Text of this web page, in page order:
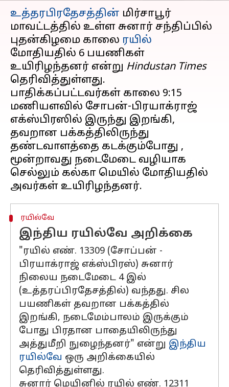
உத்தரபிரதேசத்தின் மிர்சாபூர்
மாவட்டத்தில் உள்ள சுனார் சந்திப்பில்
புதன்கிழமை காலை ரயில்
மோதியதில் 6 பயணிகள்
உயிரிழந்தனர் என்று Hindustan Times
தெரிவித்துள்ளது.
பாதிக்கப்பட்டவர்கள் காலை 9:15
மணியளவில் சோபன்-பிரயாக்ராஜ்
எக்ஸ்பிரஸில் இருந்து இறங்கி,
தவறான பக்கத்திலிருந்து
தண்டவாளத்தை கடக்கும்போது , ​​
மூன்றாவது நடைமேடை வழியாக
செல்லும் கல்கா மெயில் மோதியதில்
ரயில்வே
இந்திய ரயில்வே அறிக்கை
"ரயில் எண். 13309 (சோப்பன் -
பிரயாக்ராஜ் எக்ஸ்பிரஸ்) சுனார்
நிலைய நடைமேடை 4 இல்
(உத்தரப்பிரதேசத்தில்) வந்தது. சில
பயணிகள் தவறான பக்கத்தில்
இறங்கி, நடைமேம்பாலம் இருக்கும்
போது பிரதான பாதையிலிருந்து
அத்துமீறி நுழைந்தனர்" என்று இந்திய
ரயில்வே ஒரு அறிக்கையில்
தெரிவித்துள்ளது.
சுனார் மெயினில் ரயில் எண். 12311